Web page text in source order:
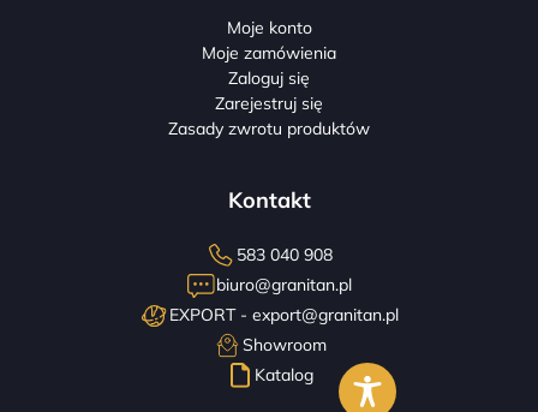
Moje konto
Moje zamówienia
Zaloguj się
Zarejestruj się
Zasady zwrotu produktów
Kontakt
583 040 908
biuro@granitan.pl
EXPORT - export@granitan.pl
Showroom
Katalog